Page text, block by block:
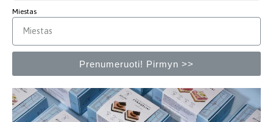
obuoliai (10vnt x 40g |
nešaldyti)
migdolai (10vnt x 40g |
Daugiau
Miestas
Prenumeruoti! Pirmyn >>